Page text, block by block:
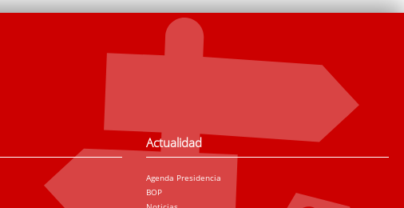
Actualidad
Agenda Presidencia
BOP